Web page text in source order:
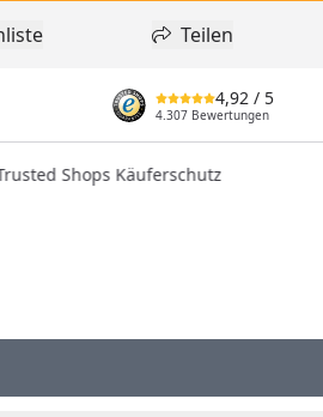
zur Wunschliste hinzufügen
Teilen
Teilen
4,92 / 5
4.307 Bewertungen
Käuferschutz